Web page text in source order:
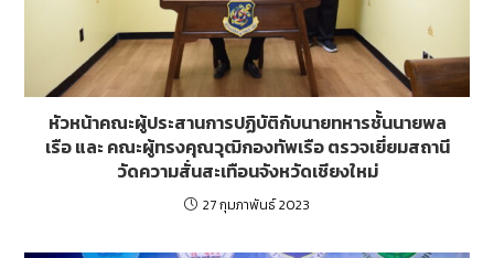
หัวหน้าคณะผู้ประสานการปฏิบัติกับนายทหารชั้นนายพล
เรือ และ คณะผู้ทรงคุณวุฒิกองทัพเรือ ตรวจเยี่ยมสถานี
วัดความสั่นสะเทือนจังหวัดเชียงใหม่
27 กุมภาพันธ์ 2023